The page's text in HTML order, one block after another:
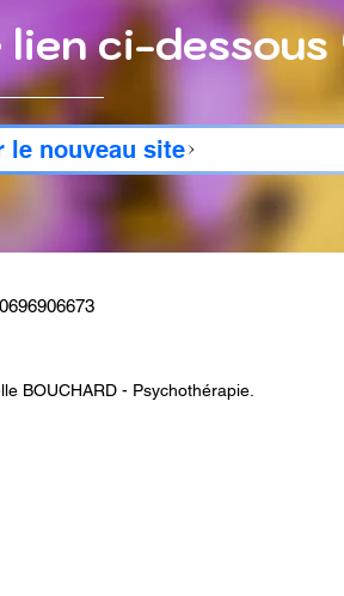
ci-dessous
le nouveau site
0696906673
BOUCHARD - Psychothérapie.